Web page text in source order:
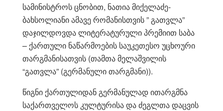
სამინისტროს ცნობით, ნათია მიქელაძე-
ბახსოლიანი ამავე რომანისთვის ” გათვლა”
დაჯილდოვდა ლიტერატურული პრემიით საბა
– ქართული ნაწარმოების საუკეთესო უცხოური
თარგმანისათვის (თამთა მელაშვილის
“გათვლა” (გერმანული თარგმანი)).
წიგნი ქართულიდან გერმანულად ითარგმნა
საქართველოს კულტურისა და ძეგლთა დაცვის